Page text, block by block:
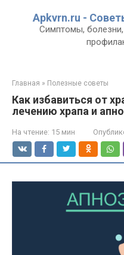
Apkvrn.ru -
Симптомы,
Главная » Полезные советы
Как избавиться от
лечению храпа и
На чтение: 15 мин